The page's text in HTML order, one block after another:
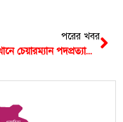
পরের খবর
সিরাজদিখানে চেয়ারম্যান পদপ্রত্যাশী শেখ জাকির হোসেনের গণসংযোগ